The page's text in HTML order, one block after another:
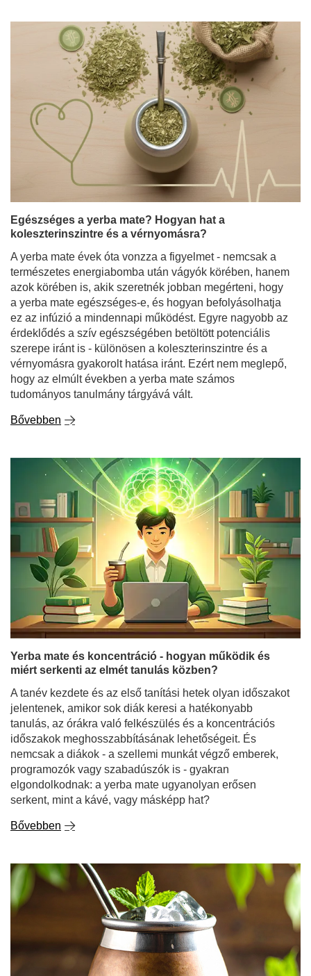
Egészséges a yerba mate? Hogyan hat a
koleszterinszintre és a vérnyomásra?
A yerba mate évek óta vonzza a figyelmet - nemcsak a
természetes energiabomba után vágyók körében, hanem
azok körében is, akik szeretnék jobban megérteni, hogy
a yerba mate egészséges-e, és hogyan befolyásolhatja
ez az infúzió a mindennapi működést. Egyre nagyobb az
érdeklődés a szív egészségében betöltött potenciális
szerepe iránt is - különösen a koleszterinszintre és a
vérnyomásra gyakorolt hatása iránt. Ezért nem meglepő,
hogy az elmúlt években a yerba mate számos
tudományos tanulmány tárgyává vált.
Bővebben
Yerba mate és koncentráció - hogyan működik és
miért serkenti az elmét tanulás közben?
A tanév kezdete és az első tanítási hetek olyan időszakot
jelentenek, amikor sok diák keresi a hatékonyabb
tanulás, az órákra való felkészülés és a koncentrációs
időszakok meghosszabbításának lehetőségeit. És
nemcsak a diákok - a szellemi munkát végző emberek,
programozók vagy szabadúszók is - gyakran
elgondolkodnak: a yerba mate ugyanolyan erősen
serkent, mint a kávé, vagy másképp hat?
Bővebben